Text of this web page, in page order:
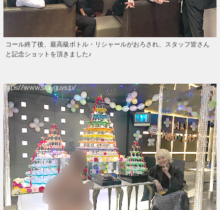
コール終了後、最高級ボトル・リシャールがおろされ、スタッフ皆さん
と記念ショットを頂きました♪